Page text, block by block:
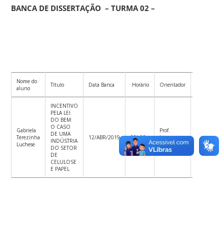
BANCA DE DISSERTAÇÃO – TURMA 02 –
Nome do
aluno
Título Data Banca Horário Orientador
Gabriela
Terezinha
Luchese
INCENTIVO
PELA LEI
DO BEM:
O CASO
DE UMA
INDÚSTRIA
DO SETOR
DE
CELULOSE
E PAPEL
12/ABR/2019 09h00
Prof.
Irineu
Afonso Frey
Mário
Steindel